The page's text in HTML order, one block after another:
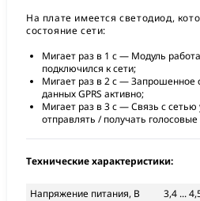
На плате имеется светодиод,
состояние сети:
Мигает раз в 1 с — Модуль
подключился к сети;
Мигает раз в 2 с — Запрошенное
данных GPRS активно;
Мигает раз в 3 с — Связь с
отправлять / получать
Технические характеристики:
Напряжение питания, В
3,4 ...